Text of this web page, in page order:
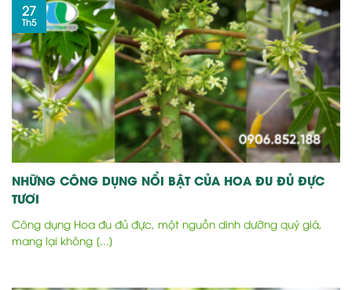
NHỮNG CÔNG DỤNG NỔI BẬT CỦA HOA ĐU ĐỦ ĐỰC
TƯƠI
Công dụng Hoa đu đủ đực, một nguồn dinh dưỡng quý giá,
mang lại không [...]
27
Th5